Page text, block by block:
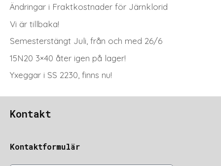
Ändringar i Fraktkostnader för Järnklorid
Vi är tillbaka!
Semesterstängt Juli, från och med 26/6
15N20 3×40 åter igen på lager!
Yxeggar i SS 2230, finns nu!
Kontakt
Kontaktformulär